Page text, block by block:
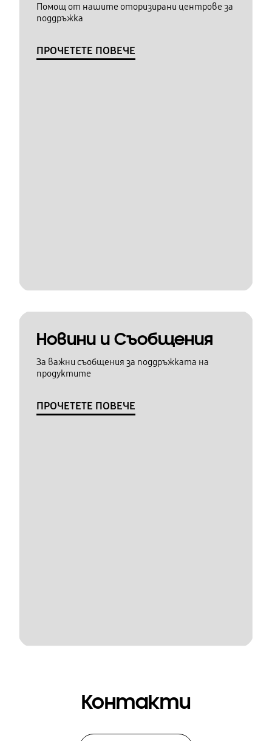
Помощ от нашите оторизирани центрове за
поддръжка
ПРОЧЕТЕТЕ ПОВЕЧЕ
Новини и Съобщения
За важни съобщения за поддръжката на
продуктите
ПРОЧЕТЕТЕ ПОВЕЧЕ
Контакти